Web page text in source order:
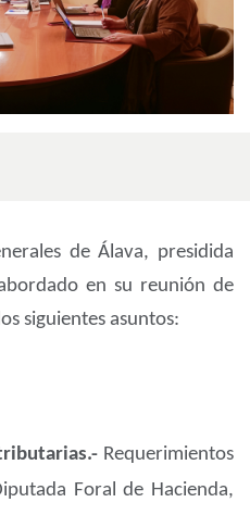
de Álava, presidida
en su reunión de
siguientes asuntos:
Requerimientos
Foral de Hacienda,